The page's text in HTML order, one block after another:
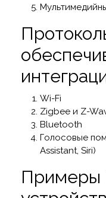
Wi-Fi
Zigbee и Z-
Bluetooth
Голосовые
Assistant, Siri)
Примеры